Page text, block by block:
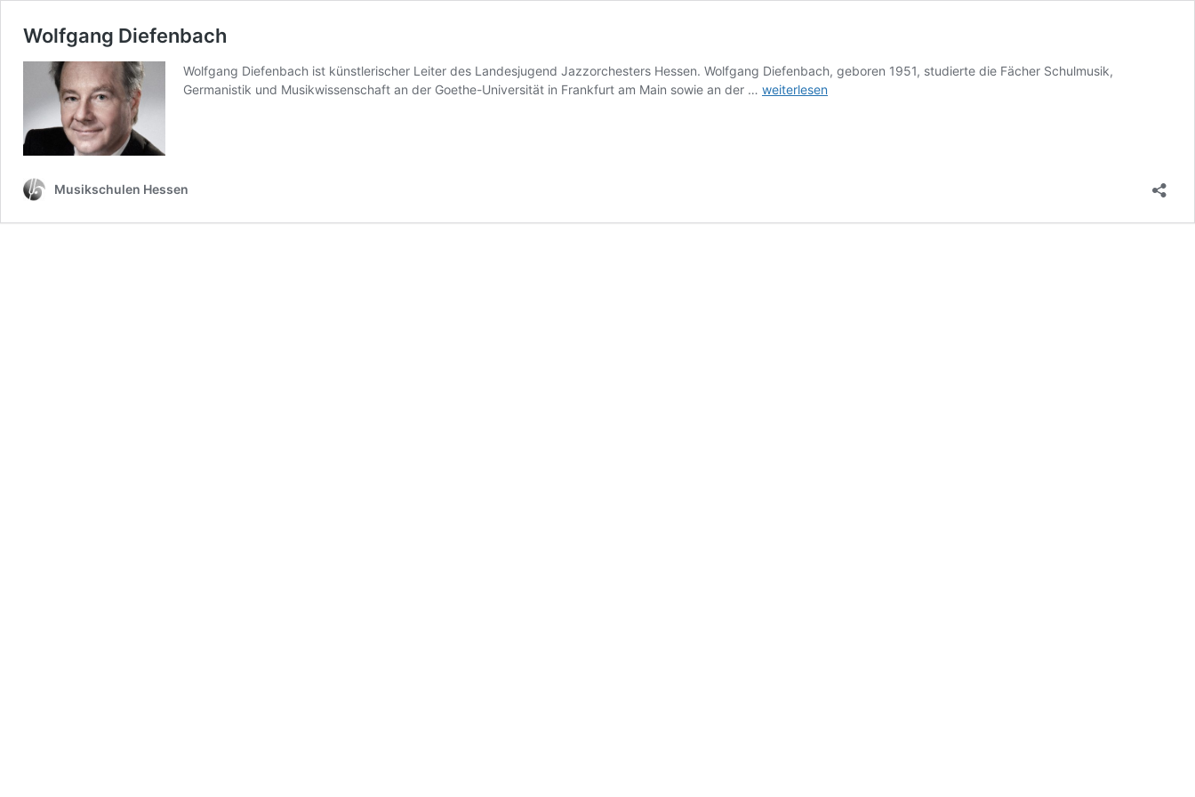
Wolfgang Diefenbach
Wolfgang Diefenbach ist künstlerischer Leiter des Landesjugend Jazzorchesters Hessen. Wolfgang Diefenbach, geboren 1951, studierte die Fächer Schulmusik,
Germanistik und Musikwissenschaft an der Goethe-Universität in Frankfurt am Main sowie an der … Wolfgang
weiterlesen
Musikschulen Hessen